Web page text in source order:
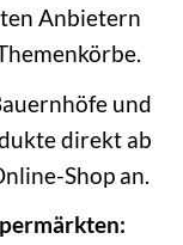
Anbietern
und
direkt ab
Shop an.